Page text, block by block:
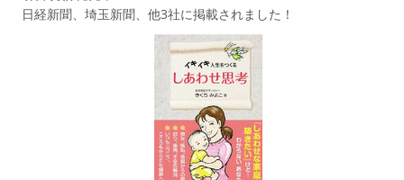
日経新聞、埼玉新聞、他3社に掲載されました！